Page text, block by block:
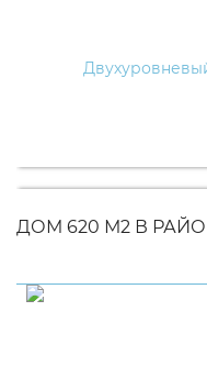
ДОМ 620 М2 В